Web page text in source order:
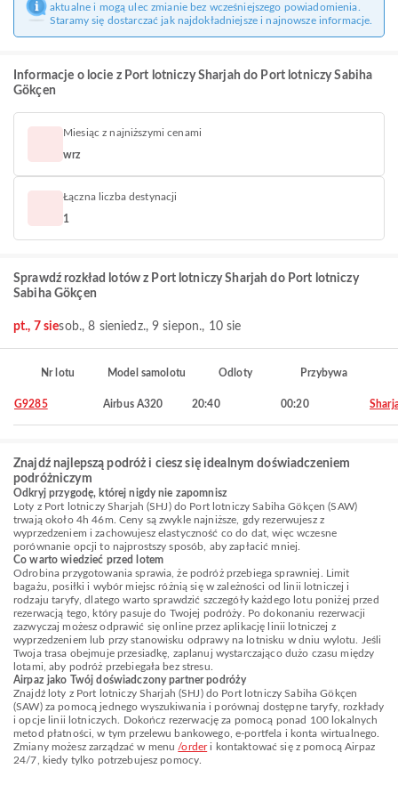
aktualne i mogą ulec zmianie bez wcześniejszego powiadomienia.
Staramy się dostarczać jak najdokładniejsze i najnowsze informacje.
Informacje o locie z Port lotniczy Sharjah do Port lotniczy Sabiha
Gökçen
Miesiąc z najniższymi cenami
wrz
Łączna liczba destynacji
1
Sprawdź rozkład lotów z Port lotniczy Sharjah do Port lotniczy
Sabiha Gökçen
pt., 7 siesob., 8 sieniedz., 9 siepon., 10 sie
Nr lotu Model samolotu Odloty Przybywa
G9285 Airbus A320 20:40 00:20
Znajdź najlepszą podróż i ciesz się idealnym doświadczeniem
podróżniczym
Odkryj przygodę, której nigdy nie zapomnisz
Loty z Port lotniczy Sharjah (SHJ) do Port lotniczy Sabiha Gökçen (SAW)
trwają około 4h 46m. Ceny są zwykle najniższe, gdy rezerwujesz z
wyprzedzeniem i zachowujesz elastyczność co do dat, więc wczesne
porównanie opcji to najprostszy sposób, aby zapłacić mniej.
Co warto wiedzieć przed lotem
Odrobina przygotowania sprawia, że podróż przebiega sprawniej. Limit
bagażu, posiłki i wybór miejsc różnią się w zależności od linii lotniczej i
rodzaju taryfy, dlatego warto sprawdzić szczegóły każdego lotu poniżej przed
rezerwacją tego, który pasuje do Twojej podróży. Po dokonaniu rezerwacji
zazwyczaj możesz odprawić się online przez aplikację linii lotniczej z
wyprzedzeniem lub przy stanowisku odprawy na lotnisku w dniu wylotu. Jeśli
Twoja trasa obejmuje przesiadkę, zaplanuj wystarczająco dużo czasu między
lotami, aby podróż przebiegała bez stresu.
Airpaz jako Twój doświadczony partner podróży
Znajdź loty z Port lotniczy Sharjah (SHJ) do Port lotniczy Sabiha Gökçen
(SAW) za pomocą jednego wyszukiwania i porównaj dostępne taryfy, rozkłady
i opcje linii lotniczych. Dokończ rezerwację za pomocą ponad 100 lokalnych
metod płatności, w tym przelewu bankowego, e-portfela i konta wirtualnego.
Zmiany możesz zarządzać w menu /orderi kontaktować się z pomocą Airpaz
24/7, kiedy tylko potrzebujesz pomocy.